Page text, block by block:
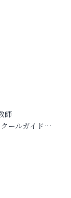
師
ールガイド…